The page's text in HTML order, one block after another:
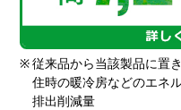
※ 従来品から当該製品に置
住時の暖冷房などのエネ
排出削減量